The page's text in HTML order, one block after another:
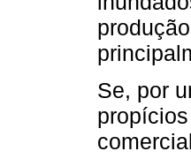
Se, por